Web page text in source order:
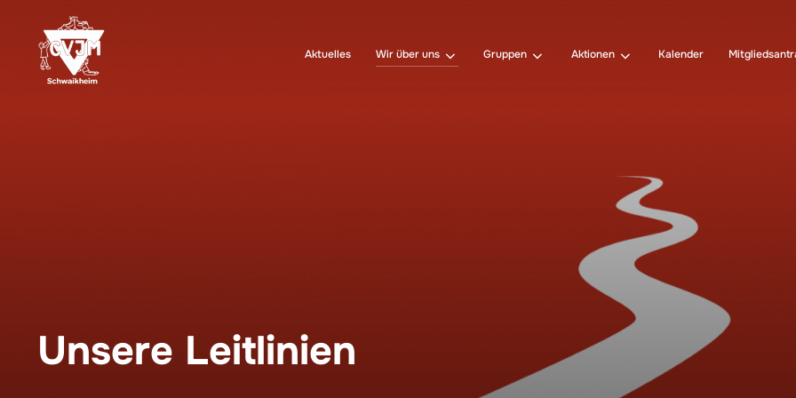
springen
Aktuelles Wir über uns Gruppen Aktionen Kalender
Unsere Leitlinien